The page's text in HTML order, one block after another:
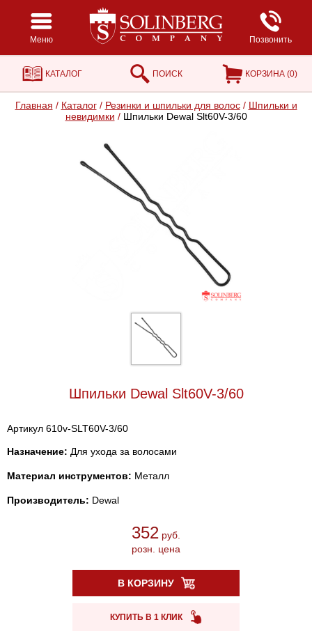
Меню Позвонить
КАТАЛОГ ПОИСК КОРЗИНА (0)
Главная / Каталог / Резинки и шпильки для волос / Шпильки и
невидимки /Шпильки Dewal Slt60V-3/60
Шпильки Dewal Slt60V-3/60
Артикул 610v-SLT60V-3/60
Назначение: Для ухода за волосами
Материал инструментов: Металл
Производитель: Dewal
352 руб.
розн. цена
В КОРЗИНУ
КУПИТЬ В 1 КЛИК